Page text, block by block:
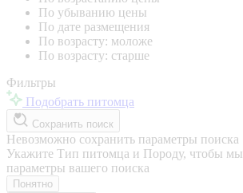
По убыванию цены
По дате размещения
По возрасту: моложе
По возрасту: старше
Фильтры
Подобрать питомца
Сохранить поиск
Невозможно сохранить параметры поиска
Укажите Тип питомца и Породу, чтобы мы
параметры вашего поиска
Понятно